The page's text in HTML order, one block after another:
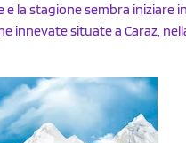
la stagione sembra iniziare
innevate situate a Caraz,